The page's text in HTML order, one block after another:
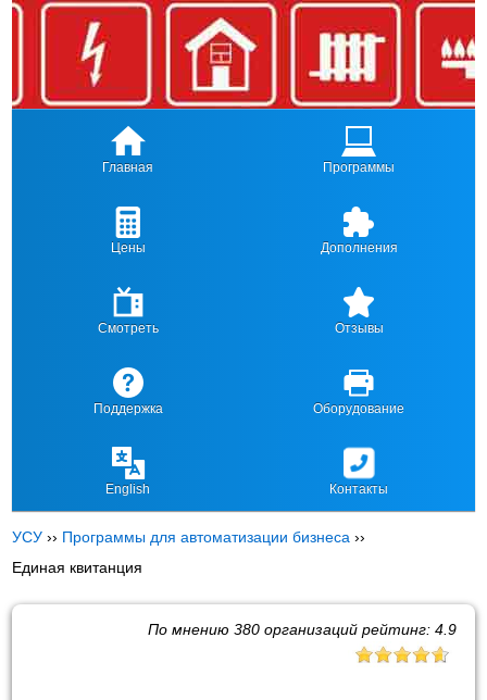
Главная Программы
Цены Дополнения
Смотреть Отзывы
Поддержка Оборудование
English Контакты
УСУ ›› Программы для автоматизации бизнеса ››
Единая квитанция
По мнению 380организаций рейтинг: 4.9